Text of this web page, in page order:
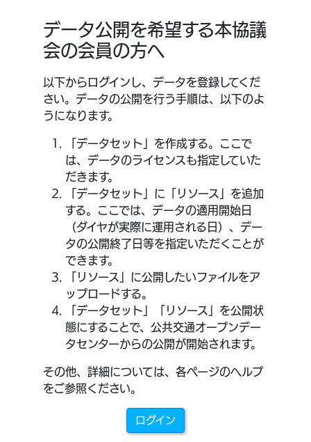
データ公開を希望する本協議
会の会員の方へ
以下からログインし、データを登録してくだ
さい。データの公開を行う手順は、以下のよ
うになります。
「データセット」を作成する。ここで
は、データのライセンスも指定していた
だきます。
「データセット」に「リソース」を追加
する。ここでは、データの適用開始日
（ダイヤが実際に運用される日）、デー
タの公開終了日等を指定いただくことが
できます。
「リソース」に公開したいファイルをア
ップロードする。
「データセット」「リソース」を公開状
態にすることで、公共交通オープンデー
タセンターからの公開が開始されます。
その他、詳細については、各ページのヘルプ
をご参照ください。
ログイン